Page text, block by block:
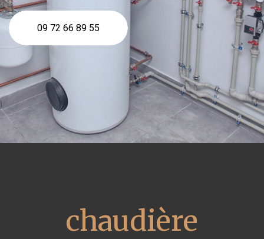
09 72 66 89 55
chaudière